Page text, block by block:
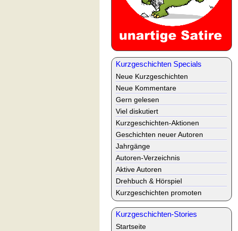
Kurzgeschichten Specials
Neue Kurzgeschichten
Neue Kommentare
Gern gelesen
Viel diskutiert
Kurzgeschichten-Aktionen
Geschichten neuer Autoren
Jahrgänge
Autoren-Verzeichnis
Aktive Autoren
Drehbuch & Hörspiel
Kurzgeschichten promoten
Kurzgeschichten-Stories
Startseite